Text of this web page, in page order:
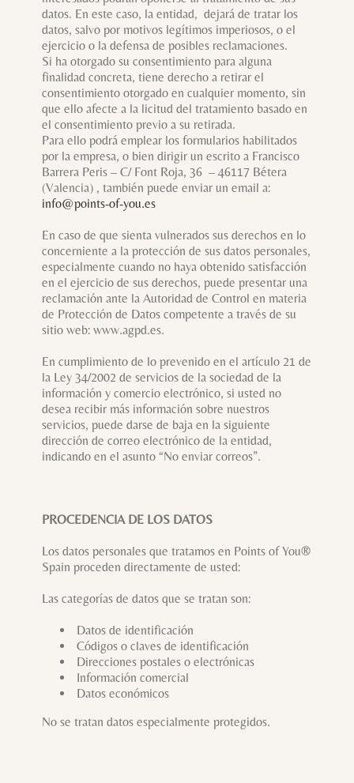
datos. En este caso, la entidad, dejará de tratar los
datos, salvo por motivos legítimos imperiosos, o el
ejercicio o la defensa de posibles reclamaciones.
Si ha otorgado su consentimiento para alguna
finalidad concreta, tiene derecho a retirar el
consentimiento otorgado en cualquier momento, sin
que ello afecte a la licitud del tratamiento basado en
el consentimiento previo a su retirada.
Para ello podrá emplear los formularios habilitados
por la empresa, o bien dirigir un escrito a Francisco
Barrera Peris – C/ Font Roja, 36 – 46117 Bétera
(Valencia) , también puede enviar un email a:
info@points-of-you.es
En caso de que sienta vulnerados sus derechos en lo
concerniente a la protección de sus datos personales,
especialmente cuando no haya obtenido satisfacción
en el ejercicio de sus derechos, puede presentar una
reclamación ante la Autoridad de Control en materia
de Protección de Datos competente a través de su
sitio web: www.agpd.es.
En cumplimiento de lo prevenido en el artículo 21 de
la Ley 34/2002 de servicios de la sociedad de la
información y comercio electrónico, si usted no
desea recibir más información sobre nuestros
servicios, puede darse de baja en la siguiente
dirección de correo electrónico de la entidad,
indicando en el asunto “No enviar correos”.
PROCEDENCIA DE LOS DATOS
Los datos personales que tratamos en Points of You®
Spain proceden directamente de usted:
Las categorías de datos que se tratan son:
Datos de identificación
Códigos o claves de identificación
Direcciones postales o electrónicas
Información comercial
Datos económicos
No se tratan datos especialmente protegidos.